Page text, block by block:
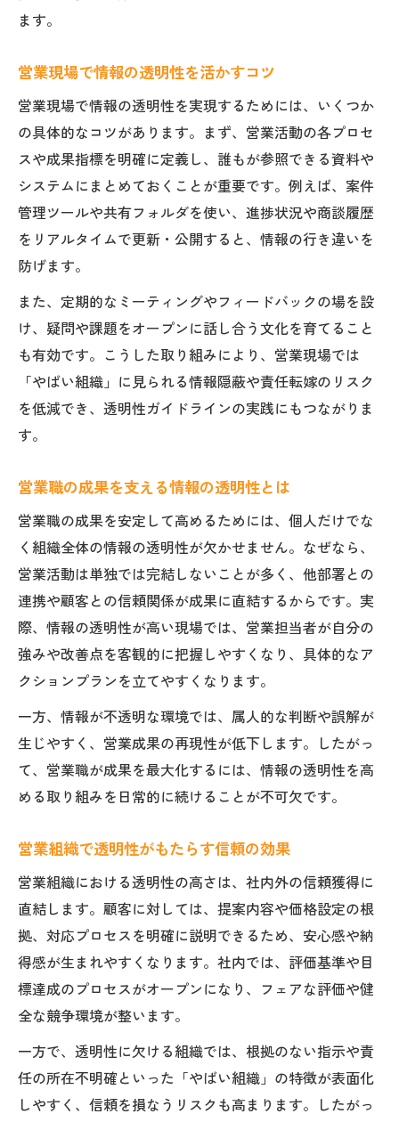
ます。
営業現場で情報の透明性を活かすコツ
営業現場で情報の透明性を実現するためには、いくつか
の具体的なコツがあります。まず、営業活動の各プロセ
スや成果指標を明確に定義し、誰もが参照できる資料や
システムにまとめておくことが重要です。例えば、案件
管理ツールや共有フォルダを使い、進捗状況や商談履歴
をリアルタイムで更新・公開すると、情報の行き違いを
防げます。
また、定期的なミーティングやフィードバックの場を設
け、疑問や課題をオープンに話し合う文化を育てること
も有効です。こうした取り組みにより、営業現場では
「やばい組織」に見られる情報隠蔽や責任転嫁のリスク
を低減でき、透明性ガイドラインの実践にもつながりま
す。
営業職の成果を支える情報の透明性とは
営業職の成果を安定して高めるためには、個人だけでな
く組織全体の情報の透明性が欠かせません。なぜなら、
営業活動は単独では完結しないことが多く、他部署との
連携や顧客との信頼関係が成果に直結するからです。実
際、情報の透明性が高い現場では、営業担当者が自分の
強みや改善点を客観的に把握しやすくなり、具体的なア
クションプランを立てやすくなります。
一方、情報が不透明な環境では、属人的な判断や誤解が
生じやすく、営業成果の再現性が低下します。したがっ
て、営業職が成果を最大化するには、情報の透明性を高
める取り組みを日常的に続けることが不可欠です。
営業組織で透明性がもたらす信頼の効果
営業組織における透明性の高さは、社内外の信頼獲得に
直結します。顧客に対しては、提案内容や価格設定の根
拠、対応プロセスを明確に説明できるため、安心感や納
得感が生まれやすくなります。社内では、評価基準や目
標達成のプロセスがオープンになり、フェアな評価や健
全な競争環境が整います。
一方で、透明性に欠ける組織では、根拠のない指示や責
任の所在不明確といった「やばい組織」の特徴が表面化
しやすく、信頼を損なうリスクも高まります。したがっ